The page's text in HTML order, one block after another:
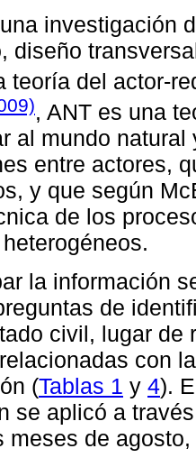
investigación
diseño
teoría del actor-
, ANT es una
al mundo
entre actores,
y que según
de los
la información
de
civil, lugar de
con
(Tablas 1 y 4).
se aplicó a
meses de